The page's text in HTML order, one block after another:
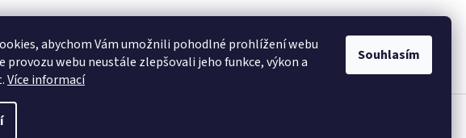
abychom Vám umožnili pohodlné prohlížení webu
provozu webu neustále zlepšovali jeho funkce, výkon a
Více informací
Souhlasím